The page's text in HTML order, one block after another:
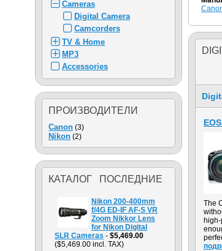
Cameras
Digital Camera
Camcorders
TV & Home
MP3
Accessories
ПРОИЗВОДИТЕЛИ
Canon (3)
Nikon (2)
КАТАЛОГ ПОСЛЕДНИЕ
Nikon 200-400mm
f/4G ED-IF AF-S VR
Zoom Nikkor Lens
for Nikon Digital
SLR Cameras - $5,469.00
($5,469.00 incl. TAX)
The